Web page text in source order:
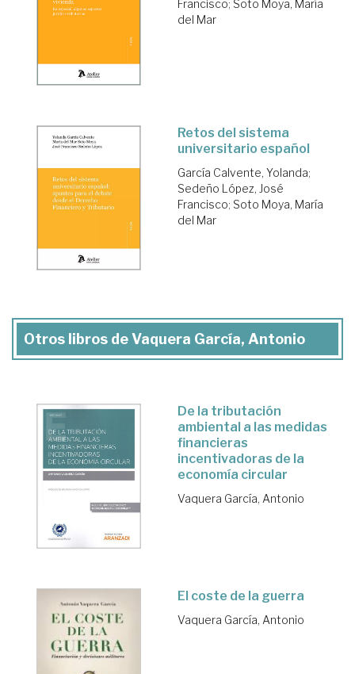
Francisco; Soto Moya, María
del Mar
Retos del sistema
universitario español
García Calvente, Yolanda;
Sedeño López, José
Francisco; Soto Moya, María
del Mar
Otros libros de Vaquera García, Antonio
De la tributación
ambiental a las medidas
financieras
incentivadoras de la
economía circular
Vaquera García, Antonio
El coste de la guerra
Vaquera García, Antonio